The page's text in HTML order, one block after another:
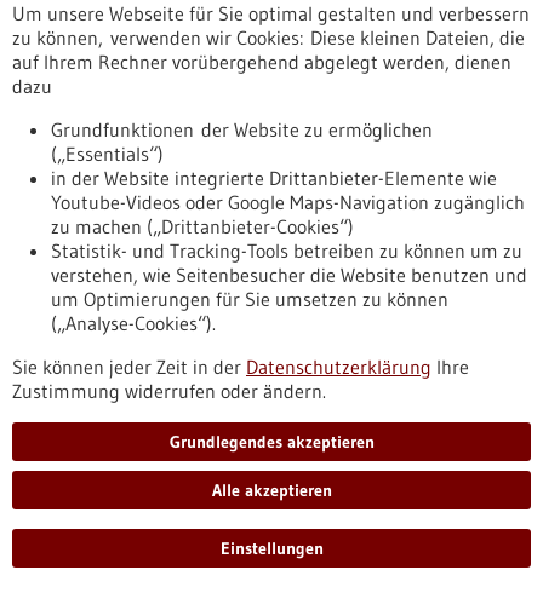
Pressemitteilung des Ministeriums für Wissenschaft,
Forschung und Kunst Baden-Württemberg
https://www.gesundheitsindustrie-
bw.de/fachbeitrag/pm/vertraege-zum-klinikverbund-
heidelberg-mannheim-unterzeichnet
Pressemitteilung - 08.12.2025
Neues Standardvertragsmuster für
Mitwirkung an klinischen Studien
Ab 18. Dezember dieses Jahres müssen neue Verträge
zwischen Kliniken/Praxen und Pharma-Unternehmen über
Standardvertragsklauseln enthalten (Ausnahmen sind nur
erlaubt, wenn sich beide Seiten einigen). Um die
Vertragsverhandlungen noch weiter zu vereinfachen, haben
nun fünf Organisationen ein verordnungskonformes
Standardvertragsmuster veröffentlicht; es schließt alle diese
https://www.gesundheitsindustrie-
bw.de/fachbeitrag/pm/neues-standardvertragsmuster-fuer-
mitwirkung-klinischen-studien
Um unsere Webseite für Sie optimal gestalten und verbessern
zu können, verwenden wir Cookies: Diese kleinen Dateien, die
auf Ihrem Rechner vorübergehend abgelegt werden, dienen
dazu
Grundfunktionen der Website zu ermöglichen
(„Essentials“)
in der Website integrierte Drittanbieter-Elemente wie
Youtube-Videos oder Google Maps-Navigation zugänglich
zu machen („Drittanbieter-Cookies“)
Statistik- und Tracking-Tools betreiben zu können um zu
verstehen, wie Seitenbesucher die Website benutzen und
um Optimierungen für Sie umsetzen zu können
(„Analyse-Cookies“).
Sie können jeder Zeit in der Datenschutzerklärung Ihre
Zustimmung widerrufen oder ändern.
Grundlegendes akzeptieren
Alle akzeptieren
Einstellungen